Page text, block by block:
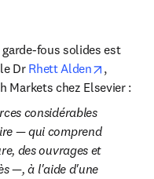
fous solides est
Dr Rhett Alden opens in
,
Markets chez Elsevier :
considérables
— qui comprend
des ouvrages et
—, à l'aide d'une